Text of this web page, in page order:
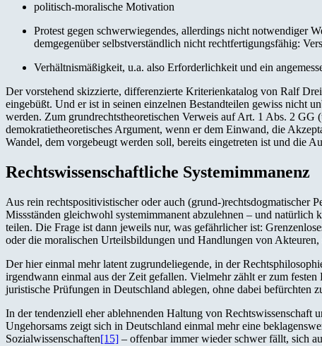
politisch-moralische Motivation
Protest gegen schwerwiegendes, allerdings nicht notwendiger
demgegenüber selbstverständlich nicht rechtfertigungsfähig:
Verhältnismäßigkeit, u.a. also Erforderlichkeit und ein
Der vorstehend skizzierte, differenzierte Kriterienkatalog von Ralf
eingebüßt. Und er ist in seinen einzelnen Bestandteilen gewiss nicht
werden. Zum grundrechtstheoretischen Verweis auf Art. 1 Abs. 2 GG
demokratietheoretisches Argument, wenn er dem Einwand, die
Wandel, dem vorgebeugt werden soll, bereits eingetreten ist und die
Rechtswissenschaftliche Systemimmanenz
Aus rein rechtspositivistischer oder auch (grund-)rechtsdogmatischer
Missständen gleichwohl systemimmanent abzulehnen – und natürlich
teilen. Die Frage ist dann jeweils nur, was gefährlicher ist:
oder die moralischen Urteilsbildungen und Handlungen von
Der hier einmal mehr latent zugrundeliegende, in der
irgendwann einmal aus der Zeit gefallen. Vielmehr zählt er zum
juristische Prüfungen in Deutschland ablegen, ohne dabei befürchten
In der tendenziell eher ablehnenden Haltung von Rechtswissenschaft
Ungehorsams zeigt sich in Deutschland einmal mehr eine
Sozialwissenschaften[15] – offenbar immer wieder schwer fällt, sich